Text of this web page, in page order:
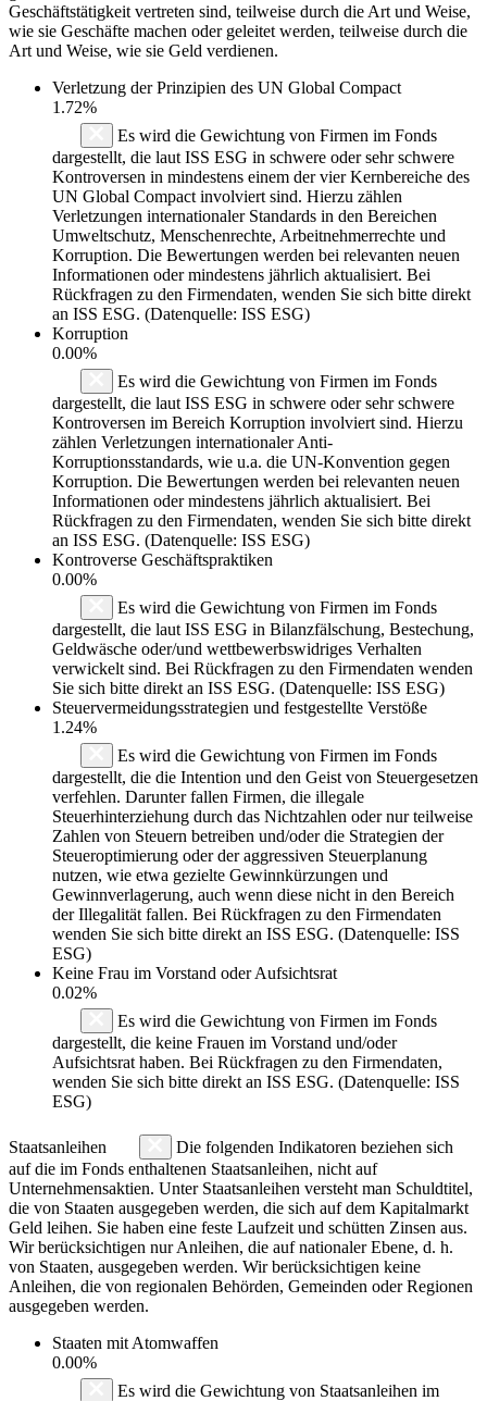
Geschäftstätigkeit vertreten sind, teilweise durch die Art und Weise,
wie sie Geschäfte machen oder geleitet werden, teilweise durch die
Art und Weise, wie sie Geld verdienen.
Verletzung der Prinzipien des UN Global Compact
1.72%
Es wird die Gewichtung von Firmen im Fonds
dargestellt, die laut ISS ESG in schwere oder sehr schwere
Kontroversen in mindestens einem der vier Kernbereiche des
UN Global Compact involviert sind. Hierzu zählen
Verletzungen internationaler Standards in den Bereichen
Umweltschutz, Menschenrechte, Arbeitnehmerrechte und
Korruption. Die Bewertungen werden bei relevanten neuen
Informationen oder mindestens jährlich aktualisiert. Bei
Rückfragen zu den Firmendaten, wenden Sie sich bitte direkt
an ISS ESG. (Datenquelle: ISS ESG)
Korruption
0.00%
Es wird die Gewichtung von Firmen im Fonds
dargestellt, die laut ISS ESG in schwere oder sehr schwere
Kontroversen im Bereich Korruption involviert sind. Hierzu
zählen Verletzungen internationaler Anti-
Korruptionsstandards, wie u.a. die UN-Konvention gegen
Korruption. Die Bewertungen werden bei relevanten neuen
Informationen oder mindestens jährlich aktualisiert. Bei
Rückfragen zu den Firmendaten, wenden Sie sich bitte direkt
an ISS ESG. (Datenquelle: ISS ESG)
Kontroverse Geschäftspraktiken
0.00%
Es wird die Gewichtung von Firmen im Fonds
dargestellt, die laut ISS ESG in Bilanzfälschung, Bestechung,
Geldwäsche oder/und wettbewerbswidriges Verhalten
verwickelt sind. Bei Rückfragen zu den Firmendaten wenden
Sie sich bitte direkt an ISS ESG. (Datenquelle: ISS ESG)
Steuervermeidungsstrategien und festgestellte Verstöße
1.24%
Es wird die Gewichtung von Firmen im Fonds
dargestellt, die die Intention und den Geist von Steuergesetzen
verfehlen. Darunter fallen Firmen, die illegale
Steuerhinterziehung durch das Nichtzahlen oder nur teilweise
Zahlen von Steuern betreiben und/oder die Strategien der
Steueroptimierung oder der aggressiven Steuerplanung
nutzen, wie etwa gezielte Gewinnkürzungen und
Gewinnverlagerung, auch wenn diese nicht in den Bereich
der Illegalität fallen. Bei Rückfragen zu den Firmendaten
wenden Sie sich bitte direkt an ISS ESG. (Datenquelle: ISS
ESG)
Keine Frau im Vorstand oder Aufsichtsrat
0.02%
Es wird die Gewichtung von Firmen im Fonds
dargestellt, die keine Frauen im Vorstand und/oder
Aufsichtsrat haben. Bei Rückfragen zu den Firmendaten,
wenden Sie sich bitte direkt an ISS ESG. (Datenquelle: ISS
ESG)
Staatsanleihen
Die folgenden Indikatoren beziehen sich
auf die im Fonds enthaltenen Staatsanleihen, nicht auf
Unternehmensaktien. Unter Staatsanleihen versteht man Schuldtitel,
die von Staaten ausgegeben werden, die sich auf dem Kapitalmarkt
Geld leihen. Sie haben eine feste Laufzeit und schütten Zinsen aus.
Wir berücksichtigen nur Anleihen, die auf nationaler Ebene, d. h.
von Staaten, ausgegeben werden. Wir berücksichtigen keine
Anleihen, die von regionalen Behörden, Gemeinden oder Regionen
ausgegeben werden.
Staaten mit Atomwaffen
0.00%
Es wird die Gewichtung von Staatsanleihen im